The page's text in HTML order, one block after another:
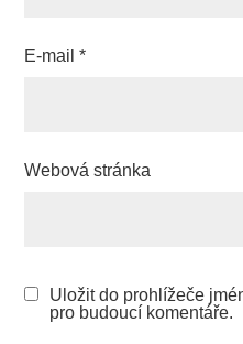
E-mail*
Webová stránka
Uložit do prohlížeče
pro budoucí komentáře.